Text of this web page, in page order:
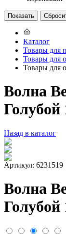
Каталог
Товары для
Товары для
Товары для
Волна
Назад в каталог
Артикул: 6231519
Волна